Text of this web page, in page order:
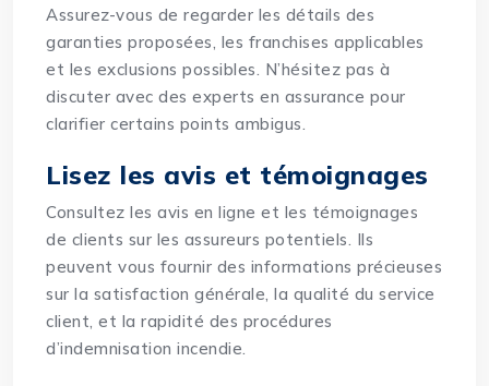
Assurez-vous de regarder les détails des
garanties proposées, les franchises applicables
et les exclusions possibles. N’hésitez pas à
discuter avec des experts en assurance pour
clarifier certains points ambigus.
Lisez les avis et témoignages
Consultez les avis en ligne et les témoignages
de clients sur les assureurs potentiels. Ils
peuvent vous fournir des informations précieuses
sur la satisfaction générale, la qualité du service
client, et la rapidité des procédures
d’indemnisation incendie.